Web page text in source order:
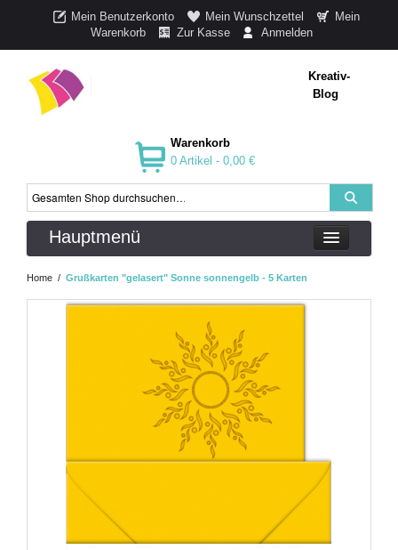
Mein Benutzerkonto Mein Wunschzettel
Mein
Warenkorb
Zur Kasse Anmelden
Kreativ-
Blog
Warenkorb
0 Artikel - 0,00 €
Hauptmenü
Home / Grußkarten "gelasert" Sonne sonnengelb - 5 Karten